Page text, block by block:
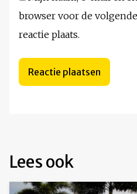
browser voor de
reactie plaats.
Lees ook